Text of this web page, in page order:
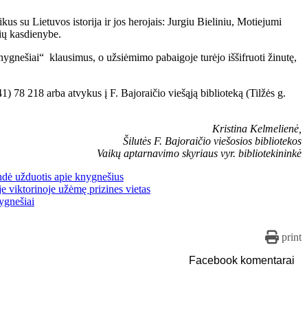
su Lietuvos istorija ir jos herojais: Jurgiu Bieliniu, Motiejumi
kasdienybe.
klausimus, o užsiėmimo pabaigoje turėjo iššifruoti žinutę,
78 218 arba atvykus į F. Bajoraičio viešąją biblioteką (Tilžės g.
Kristina Kelmelienė,
Šilutės F. Bajoraičio viešosios bibliotekos
Vaikų aptarnavimo skyriaus vyr. bibliotekininkė
print
Facebook komentarai